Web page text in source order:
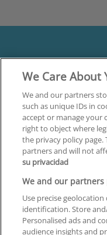
We Care About
We and our partners
such as unique IDs in
accept or manage your
right to object where
the privacy policy page.
partners and will not
su privacidad
We and our
Use precise
identification. Store
Personalised ads and
audience insights and